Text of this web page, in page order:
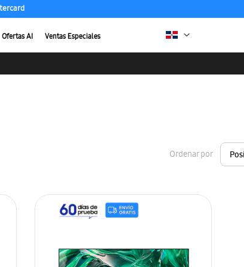
Ofertas AI Ventas Especiales
Ordenar por